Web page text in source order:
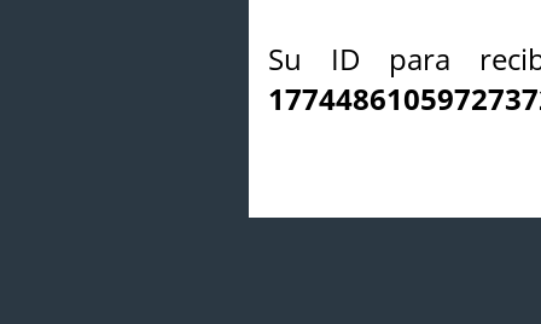
Su ID para